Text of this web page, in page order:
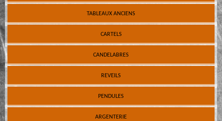
TABLEAUX ANCIENS
CARTELS
CANDELABRES
REVEILS
PENDULES
ARGENTERIE